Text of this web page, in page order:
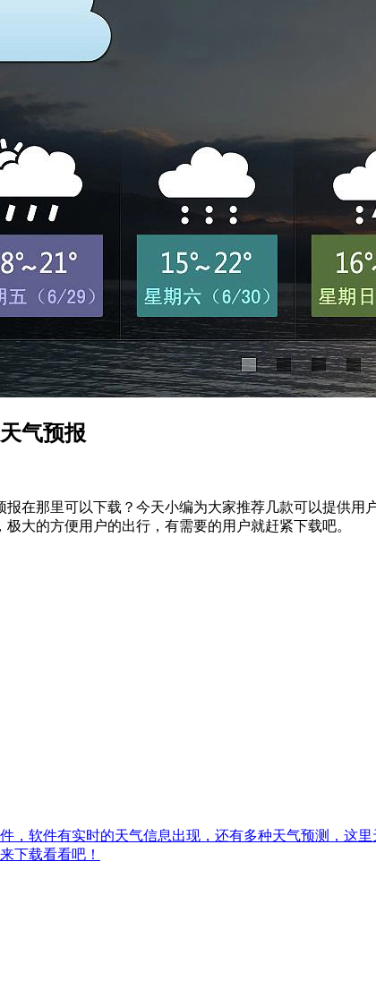
气预报
在那里可以下载？今天小编为大家推荐几款可以提供
大的方便用户的出行，有需要的用户就赶紧下载吧。
，软件有实时的天气信息出现，还有多种天气预测，这
下载看看吧！